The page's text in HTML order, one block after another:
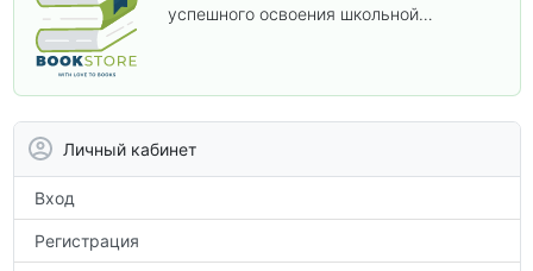
успешного освоения школьной
по предметам.
Личный кабинет
Вход
Регистрация